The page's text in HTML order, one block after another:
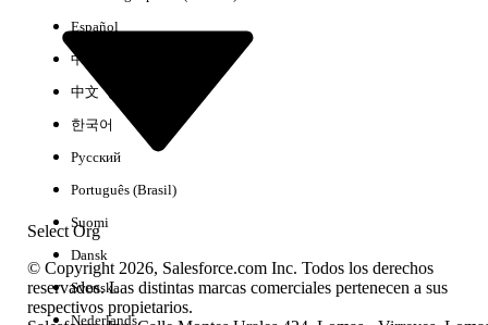
No hay resultados
Select Org
Español
中文（简体）
中文（繁體）
한국어
Русский
Português (Brasil)
Suomi
Dansk
Svenska
Nederlands
© Copyright 2026, Salesforce.com Inc. Todos los derechos
reservados. Las distintas marcas comerciales pertenecen a sus
respectivos propietarios.